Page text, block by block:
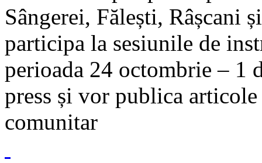
Sângerei, Fălești, Râșcani
participa la sesiunile de
perioada 24 octombrie – 1
press și vor publica
comunitar